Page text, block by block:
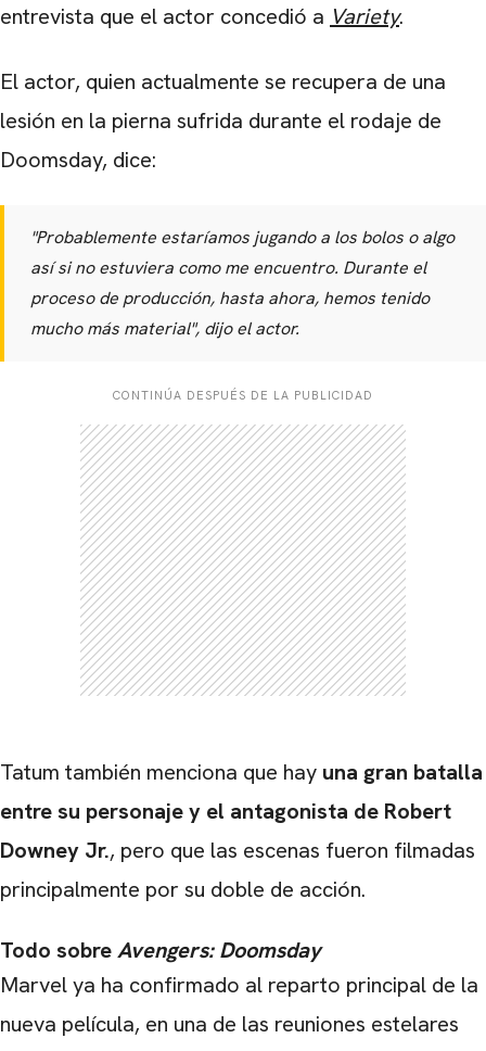
entrevista que el actor concedió a Variety.
El actor, quien actualmente se recupera de una
lesión en la pierna sufrida durante el rodaje de
Doomsday, dice:
"Probablemente estaríamos jugando a los bolos o algo
así si no estuviera como me encuentro. Durante el
proceso de producción, hasta ahora, hemos tenido
mucho más material", dijo el actor.
CONTINÚA DESPUÉS DE LA PUBLICIDAD
Tatum también menciona que hay una gran batalla
entre su personaje y el antagonista de Robert
Downey Jr., pero que las escenas fueron filmadas
principalmente por su doble de acción.
Todo sobreAvengers: Doomsday
Marvel ya ha confirmado al reparto principal de la
nueva película, en una de las reuniones estelares